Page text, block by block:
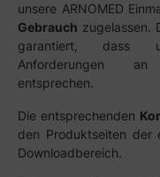
unsere ARNOMED
Gebrauch zugelassen.
garantiert, dass
Anforderungen
entsprechen.
Die entsprechenden
den Produktseiten der
Downloadbereich.